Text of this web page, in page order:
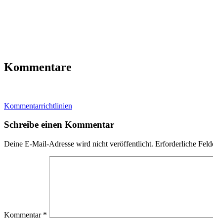
Kommentare
Kommentarrichtlinien
Schreibe einen Kommentar
Deine E-Mail-Adresse wird nicht veröffentlicht. Erforderliche
Kommentar *